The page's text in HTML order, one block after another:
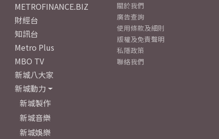
METROFINANCE.BIZ
財經台
知訊台
Metro Plus
MBO TV
新城八大家
新城動力
新城製作
新城音樂
新城娛樂
關於我們
廣告查詢
使用條款及細則
版權及免責聲明
私隱政策
聯絡我們